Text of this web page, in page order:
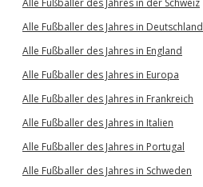
Alle Fußballer des Jahres in der Schweiz
Alle Fußballer des Jahres in Deutschland
Alle Fußballer des Jahres in England
Alle Fußballer des Jahres in Europa
Alle Fußballer des Jahres in Frankreich
Alle Fußballer des Jahres in Italien
Alle Fußballer des Jahres in Portugal
Alle Fußballer des Jahres in Schweden